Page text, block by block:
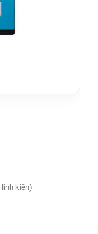
linh kiện)